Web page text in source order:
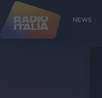
NEWS